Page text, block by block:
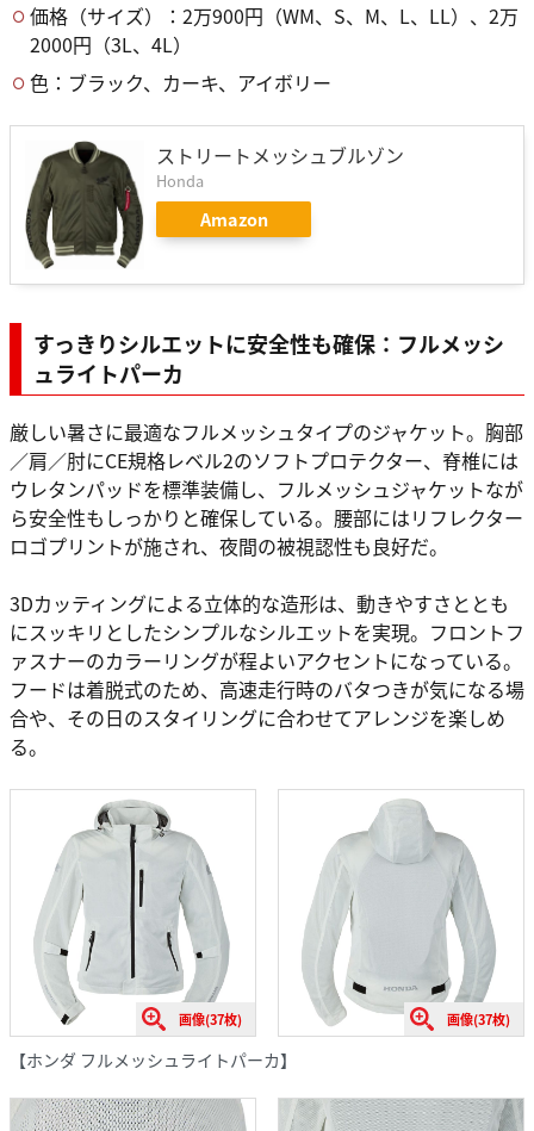
価格（サイズ）：2万900円（WM、S、M、L、LL）、2万
2000円（3L、4L）
色：ブラック、カーキ、アイボリー
ストリートメッシュブルゾン
Honda
Amazon
すっきりシルエットに安全性も確保：フルメッシ
ュライトパーカ
厳しい暑さに最適なフルメッシュタイプのジャケット。胸部
／肩／肘にCE規格レベル2のソフトプロテクター、脊椎には
ウレタンパッドを標準装備し、フルメッシュジャケットなが
ら安全性もしっかりと確保している。腰部にはリフレクター
ロゴプリントが施され、夜間の被視認性も良好だ。
3Dカッティングによる立体的な造形は、動きやすさととも
にスッキリとしたシンプルなシルエットを実現。フロントフ
ァスナーのカラーリングが程よいアクセントになっている。
フードは着脱式のため、高速走行時のバタつきが気になる場
合や、その日のスタイリングに合わせてアレンジを楽しめ
る。
画像(37枚) 画像(37枚)
【ホンダ フルメッシュライトパーカ】